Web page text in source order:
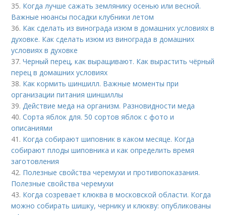
35. Когда лучше сажать землянику осенью или весной.
Важные нюансы посадки клубники летом
36. Как сделать из винограда изюм в домашних условиях в
духовке. Как сделать изюм из винограда в домашних
условиях в духовке
37.Черный перец, как выращивают. Как вырастить чёрный
перец в домашних условиях
38. Как кормить шиншилл. Важные моменты при
организации питания шиншиллы
39.Действие меда на организм. Разновидности меда
40.Сорта яблок для. 50 сортов яблок с фото и
описаниями
41. Когда собирают шиповник в каком месяце. Когда
собирают плоды шиповника и как определить время
заготовления
42. Полезные свойства черемухи и противопоказания.
Полезные свойства черемухи
43. Когда созревает клюква в московской области. Когда
можно собирать шишку, чернику и клюкву: опубликованы